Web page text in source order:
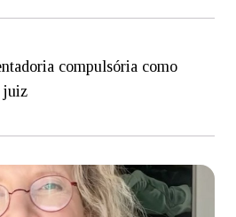
compulsória como
juiz